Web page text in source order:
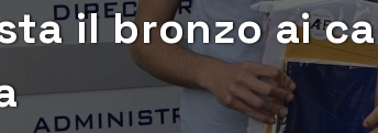
il bronzo ai